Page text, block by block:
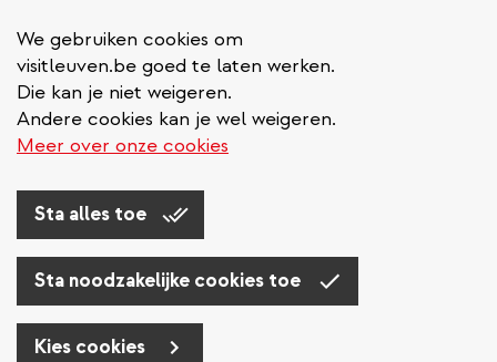
We gebruiken cookies om
visitleuven.be goed te laten werken.
Die kan je niet weigeren.
Andere cookies kan je wel weigeren.
Meer over onze cookies
Sta alles toe
Sta noodzakelijke cookies toe
Kies cookies